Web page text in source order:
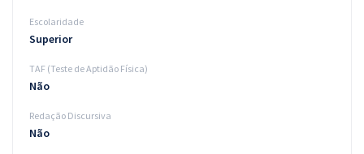
Escolaridade
Superior
TAF (Teste de Aptidão Física)
Não
Redação Discursiva
Não